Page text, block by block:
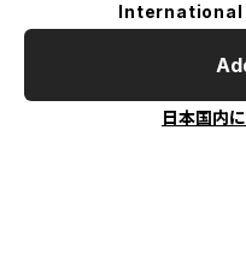
International
日本国内